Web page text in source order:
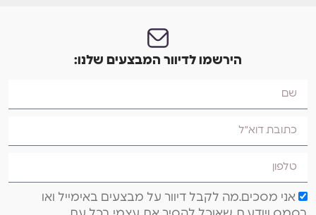
הירשמו לדיוור המבצעים שלנו:
אני מסכים.מה לקבל דיוור על מבצעים באימייל ואו